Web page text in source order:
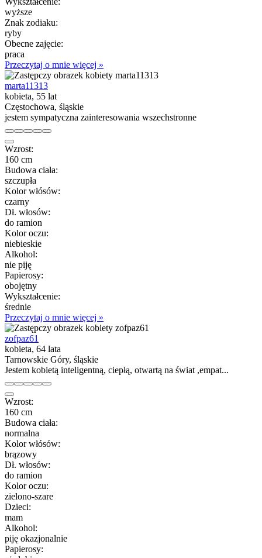
wyższe
Znak zodiaku:
ryby
Obecne zajęcie:
praca
Przeczytaj o mnie więcej »
marta11313
kobieta, 55 lat
Częstochowa, śląskie
jestem sympatyczna zainteresowania wszechstronne
Wzrost:
160 cm
Budowa ciała:
szczupła
Kolor włósów:
czarny
Dł. włosów:
do ramion
Kolor oczu:
niebieskie
Alkohol:
nie piję
Papierosy:
obojętny
Wykształcenie:
średnie
Przeczytaj o mnie więcej »
zofpaz61
kobieta, 64 lata
Tarnowskie Góry, śląskie
Jestem kobietą inteligentną, ciepłą, otwartą na świat ,empat...
Wzrost:
160 cm
Budowa ciała:
normalna
Kolor włósów:
brązowy
Dł. włosów:
do ramion
Kolor oczu:
zielono-szare
Dzieci:
mam
Alkohol:
piję okazjonalnie
Papierosy: